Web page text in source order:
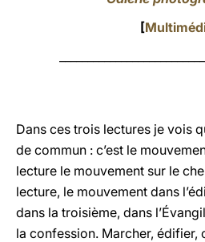
[
Dans ces trois lectures je vois
de commun : c’est le
lecture le mouvement sur le
lecture, le mouvement dans
dans la troisième, dans
la confession. Marcher, édifier,